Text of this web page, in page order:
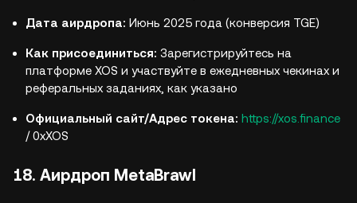
Дата аирдропа: Июнь 2025 года (конверсия TGE)
Как присоединиться: Зарегистрируйтесь на
платформе XOS и участвуйте в ежедневных чекинах и
реферальных заданиях, как указано
Официальный сайт/Адрес токена: https://xos.finance
/ 0xXOS
18. Аирдроп MetaBrawl